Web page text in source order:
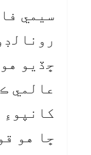
سيمي
ڇڏيو
عالمي
کانپوءِ
ڇا هو